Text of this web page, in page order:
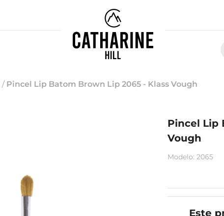
/ Pincel Lip Batom Brown Lip 2065 - Klass Vough
Pincel Lip
Vough
Modelo:2065
Este